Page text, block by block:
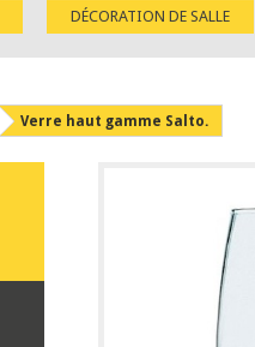
DÉCORATION DE SALLE
Verre haut gamme Salto.